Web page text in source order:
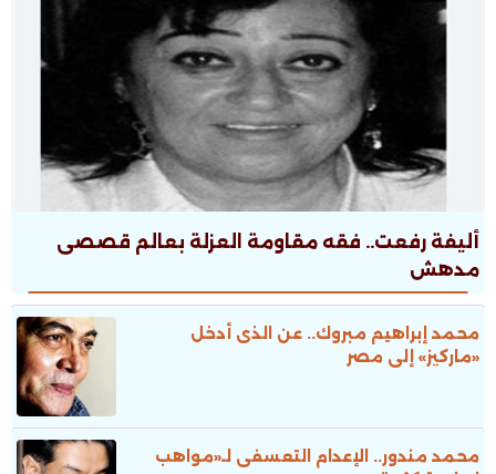
أليفة رفعت.. فقه مقاومة العزلة بعالم قصصى
مدهش
محمد إبراهيم مبروك.. عن الذى أدخل
«ماركيز» إلى مصر
محمد مندور.. الإعدام التعسفى لـ«مواهب